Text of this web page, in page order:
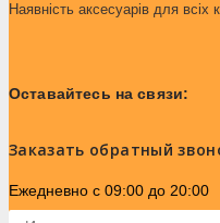
STS
Tramontina
Vectoroptics
Наявність аксесуарів для
Оставайтесь на связи:
Заказать обратный
Ежедневно с 09:00 до 20:00